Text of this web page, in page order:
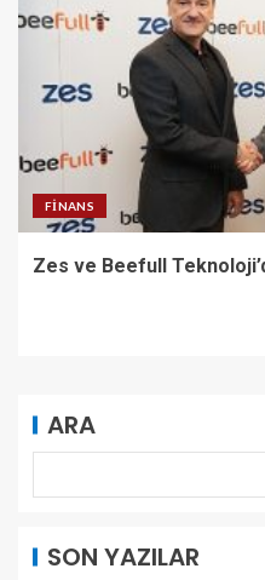
FINANS
Zes ve Beefull
ARA
SON YAZILAR